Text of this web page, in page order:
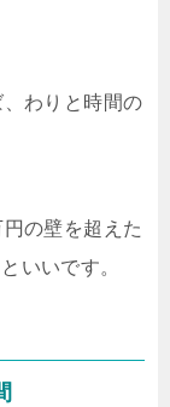
わりと時間の
の壁を超えた
いいです。